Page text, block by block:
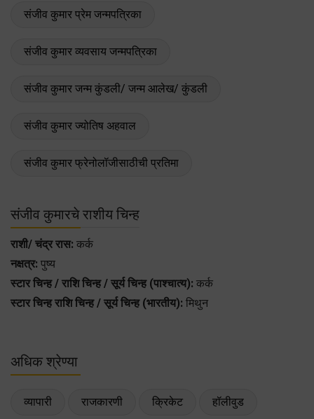
संजीव कुमार प्रेम जन्मपत्रिका
संजीव कुमार व्यवसाय जन्मपत्रिका
संजीव कुमार जन्म कुंडली/ जन्म आलेख/ कुंडली
संजीव कुमार ज्योतिष अहवाल
संजीव कुमार फ्रेनोलॉजीसाठीची प्रतिमा
संजीव कुमारचे राशीय चिन्ह
राशी/ चंद्र रास: कर्क
नक्षत्र: पुष्य
स्टार चिन्ह / राशि चिन्ह / सूर्य चिन्ह (पाश्चात्य): कर्क
स्टार चिन्ह राशि चिन्ह / सूर्य चिन्ह (भारतीय): मिथुन
अधिक श्रेण्या
व्यापारी राजकारणी क्रिकेट हॉलीवुड